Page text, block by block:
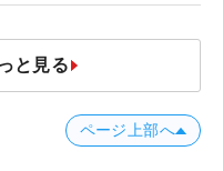
と見る
ページ上部へ